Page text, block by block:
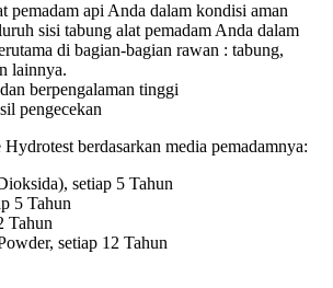
pemadam api Anda dalam kondisi aman
sisi tabung alat pemadam Anda dalam
di bagian-bagian rawan : tabung,
lainnya.
berpengalaman tinggi
pengecekan
berdasarkan media pemadamnya:
setiap 5 Tahun
5 Tahun
Tahun
setiap 12 Tahun